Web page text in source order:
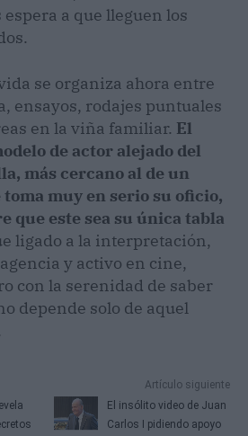
a que lleguen los
se organiza ahora entre
ensayos, rodajes puntuales
en la viña familiar. El
de actor alejado del
más cercano al de un
muy en serio su oficio,
que este sea su única tabla
ligado a la interpretación,
y activo en cine,
con la serenidad de saber
depende solo de aquel
Artículo siguiente
El insólito video de Juan
Carlos I pidiendo apoyo